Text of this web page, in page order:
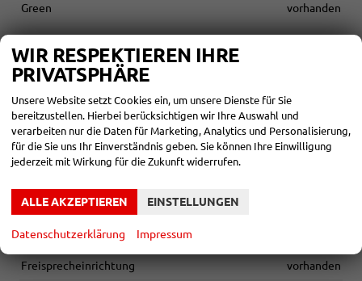
Green
vorhanden
INFOTAINMENT & KOMMUNIKATION
10" Digitales Cockpit "Virtual Cockpit"
12,9" Infotainment-System
vorhanden
4 USB-C-Anschlüsse (2 vorne und 2 hinten)
vorhanden
Connectivity Box (inkl. Bluetooth, Mobiltelefonschnittstelle
und Wireless Charger)
6 Lautsprecher
Freisprecheinrichtung
vorhanden
WIR RESPEKTIEREN IHRE
PRIVATSPHÄRE
Unsere Website setzt Cookies ein, um unsere Dienste für Sie
bereitzustellen. Hierbei berücksichtigen wir Ihre Auswahl und
verarbeiten nur die Daten für Marketing, Analytics und Personalisierung,
für die Sie uns Ihr Einverständnis geben. Sie können Ihre Einwilligung
jederzeit mit Wirkung für die Zukunft widerrufen.
ALLE AKZEPTIEREN EINSTELLUNGEN
Datenschutzerklärung Impressum